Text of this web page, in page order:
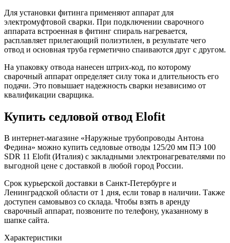
Для установки фитинга применяют аппарат для
электромуфтовой сварки. При подключении сварочного
аппарата встроенная в фитинг спираль нагревается,
расплавляет прилегающий полиэтилен, в результате чего
отвод и основная труба герметично спаиваются друг с другом.
На упаковку отвода нанесен штрих-код, по которому
сварочный аппарат определяет силу тока и длительность его
подачи. Это повышает надежность сварки независимо от
квалификации сварщика.
Купить седловой отвод Elofit
В интернет-магазине «Наружные трубопроводы Антона
Федина» можно купить седловые отводы 125/20 мм ПЭ 100
SDR 11 Elofit (Италия) с закладными электронагревателями по
выгодной цене с доставкой в любой город России.
Срок курьерской доставки в Санкт-Петербурге и
Ленинградской области от 1 дня, если товар в наличии. Также
доступен самовывоз со склада. Чтобы взять в аренду
сварочный аппарат, позвоните по телефону, указанному в
шапке сайта.
Характеристики